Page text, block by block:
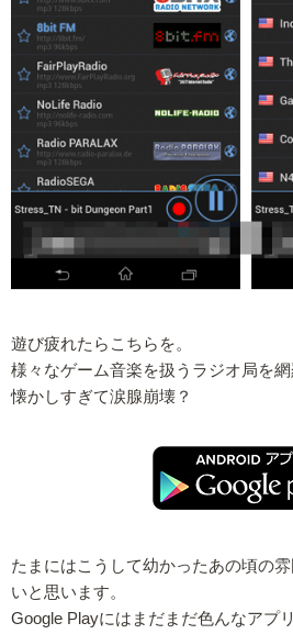
遊び疲れたらこちらを。
様々なゲーム音楽を扱うラジオ局を網
懐かしすぎて涙腺崩壊？
たまにはこうして幼かったあの頃の
いと思います。
Google Playにはまだまだ色んなアプ